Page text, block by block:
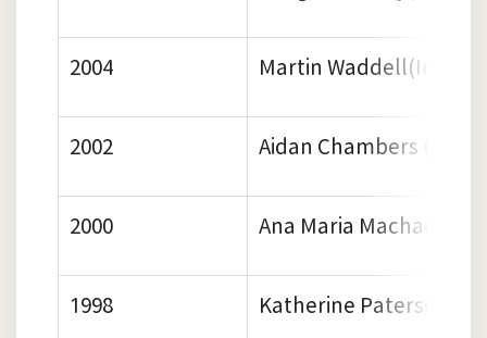
2004 Martin
2002 Aidan Chambers (UK)
2000 Ana Maria Machado
1998 Katherine Paterson